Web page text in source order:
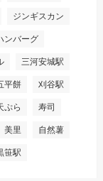
ジンギスカン
ンバーグ
三河安城駅
平餅 刈谷駅
ぷら 寿司
美里 自然薯
笹駅